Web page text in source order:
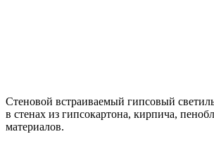
Стеновой встраиваемый гипсовый
в стенах из гипсокартона, кирпича,
материалов.